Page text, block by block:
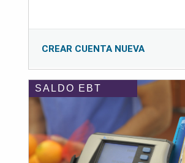
CREAR CUENTA NUEVA
SALDO EBT